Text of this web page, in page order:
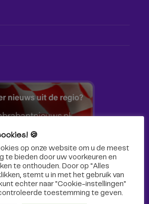
🍪
op onze website om u de meest
te bieden door uw voorkeuren en
te onthouden. Door op "Alles
stemt u in met het gebruik van
echter naar "Cookie-instellingen"
toestemming te geven.